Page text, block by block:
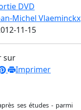
DVD
Michel Vlaeminckx
11-15
sur
Imprimer
ses études - parmi